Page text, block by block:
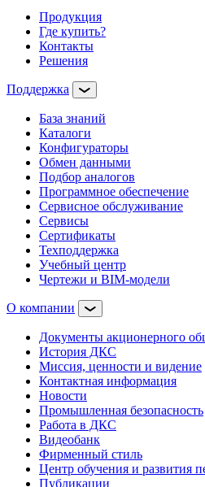
Продукция
Где купить?
Контакты
Решения
Поддержка
База знаний
Каталоги
Конфигураторы
Обмен данными
Подбор аналогов
Программное обеспечение
Сервисное обслуживание
Сервисы
Сертификаты
Техподдержка
Учебный центр
Чертежи и BIM-модели
О компании
Документы акционерного
История ДКС
Миссия, ценности и видение
Контактная информация
Новости
Промышленная безопасность
Работа в ДКС
Видеобанк
Фирменный стиль
Центр обучения и развития
Публикации